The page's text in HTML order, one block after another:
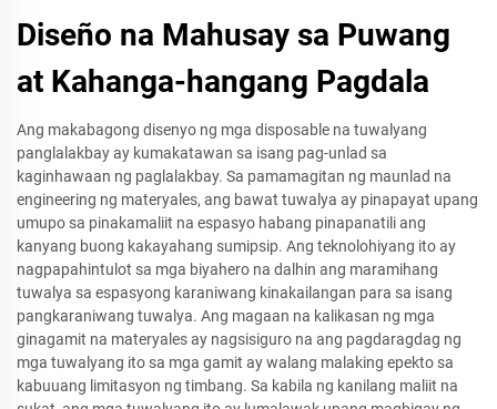
Diseño na Mahusay sa Puwang
at Kahanga-hangang Pagdala
Ang makabagong disenyo ng mga disposable na tuwalyang
panglalakbay ay kumakatawan sa isang pag-unlad sa
kaginhawaan ng paglalakbay. Sa pamamagitan ng maunlad na
engineering ng materyales, ang bawat tuwalya ay pinapayat upang
umupo sa pinakamaliit na espasyo habang pinapanatili ang
kanyang buong kakayahang sumipsip. Ang teknolohiyang ito ay
nagpapahintulot sa mga biyahero na dalhin ang maramihang
tuwalya sa espasyong karaniwang kinakailangan para sa isang
pangkaraniwang tuwalya. Ang magaan na kalikasan ng mga
ginagamit na materyales ay nagsisiguro na ang pagdaragdag ng
mga tuwalyang ito sa mga gamit ay walang malaking epekto sa
kabuuang limitasyon ng timbang. Sa kabila ng kanilang maliit na